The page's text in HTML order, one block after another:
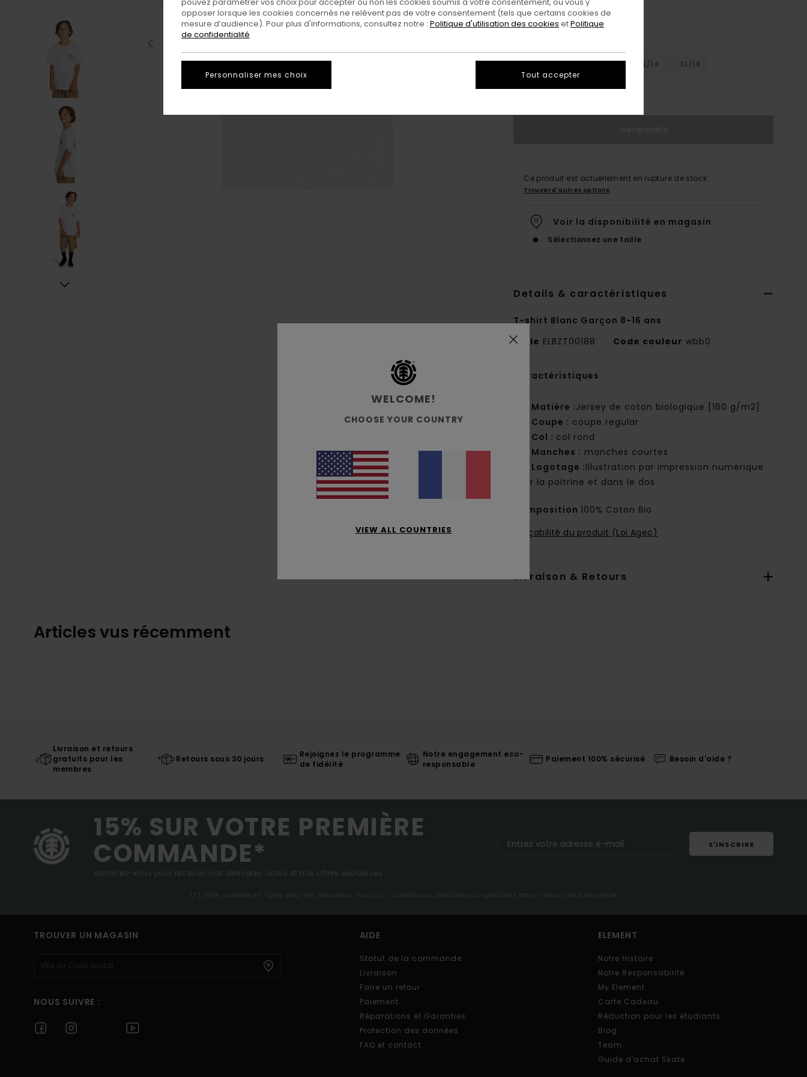
XS/8 S/10 M/12 L/14 XL/16
Ce produit est actuellement en rupture de stock.
Trouver d'autres options
Voir la disponibilité en magasin
Sélectionnez une taille
Details & caractéristiques
T-shirt Blanc Garçon 8-16 ans
Style ELBZT00188 Code couleur wbb0
Caractéristiques
Matière :Jersey de coton biologique [160 g/m2]
Coupe : coupe regular
Col : col rond
Manches : manches courtes
Logotage :Illustration par impression numérique
sur la poitrine et dans le dos
Composition100% Coton Bio
Traçabilité du produit (Loi Agec)
Livraison & Retours
Articles vus récemment
Livraison et retours
gratuits pour les
membres
Retours sous 30 jours
Rejoignez le programme
de fidélité
Notre engagement eco-
responsable
Paiement 100% sécurisé Besoin d'aide ?
15% SUR VOTRE PREMIÈRE
COMMANDE*
Abonnez-vous pour recevoir nos dernières actus et nos offres exclusives.
S'INSCRIRE
(*) Offre valable en ligne pour les nouveaux inscrits - Conditions détaillées disponibles dans l'email de bienvenue
TROUVER UN MAGASIN
NOUS SUIVRE :
AIDE
Statut de la commande
Livraison
Faire un retour
Paiement
Réparations et Garanties
Protection des données
FAQ et contact
ELEMENT
Notre Histoire
Notre Responsabilité
My Element
Carte Cadeau
Réduction pour les étudiants
Blog
Team
Guide d'achat Skate
WELCOME!
CHOOSE YOUR COUNTRY
VIEW ALL COUNTRIES
opposer lorsque les cookies concernés ne relèvent pas de votre consentement (tels que certains cookies de
mesure d’audience). Pour plus d'informations, consultez notre : Politique d'utilisation des cookies etPolitique
de confidentialité
Personnaliser mes choix Tout accepter